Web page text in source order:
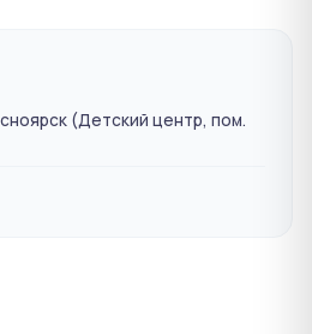
(Детский центр, пом.